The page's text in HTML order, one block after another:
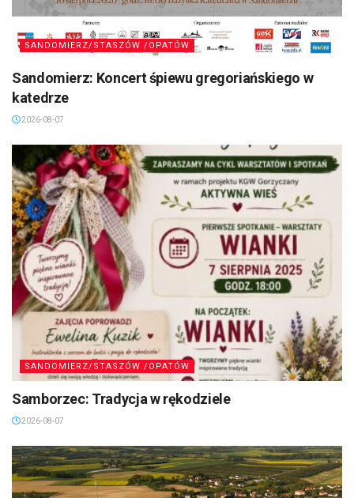
SANDOMIERZ/STASZÓW /OPATÓW
Sandomierz: Koncert śpiewu gregoriańskiego w
katedrze
2026-08-07
SANDOMIERZ/STASZÓW /OPATÓW
Samborzec: Tradycja w rękodziele
2026-08-07